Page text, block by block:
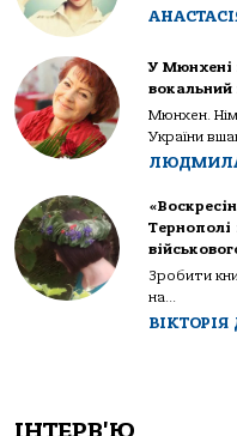
У Мюнхені
вокальний
Мюнхен.
України
Тернополі
Зробити
на...
ІНТЕРВ'Ю